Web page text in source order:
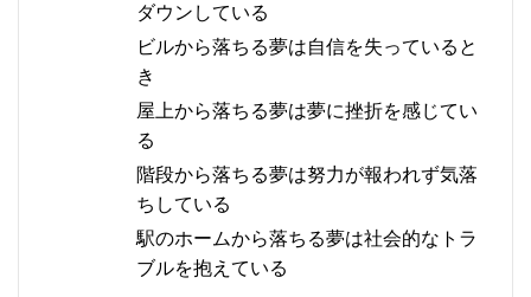
ダウンしている
ビルから落ちる夢は自信を失っていると
き
屋上から落ちる夢は夢に挫折を感じてい
る
階段から落ちる夢は努力が報われず気落
ちしている
駅のホームから落ちる夢は社会的なトラ
ブルを抱えている